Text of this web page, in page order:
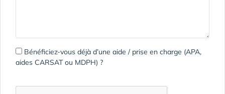
Bénéficiez-vous déjà d’une aide / prise en charge (APA,
aides CARSAT ou MDPH) ?